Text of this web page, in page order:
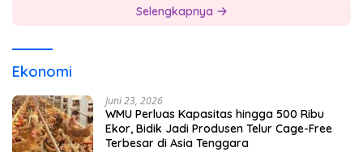
Selengkapnya
Ekonomi
Juni 23, 2026
WMU Perluas Kapasitas hingga 500 Ribu
Ekor, Bidik Jadi Produsen Telur Cage-Free
Terbesar di Asia Tenggara